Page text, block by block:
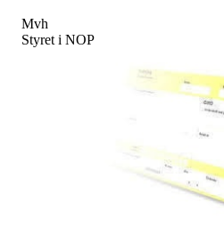
Mvh
Styret i NOP